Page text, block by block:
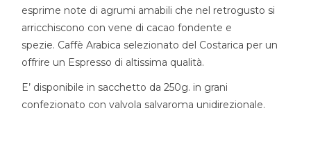
esprime note di agrumi amabili che nel retrogusto si
arricchiscono con vene di cacao fondente e
spezie. Caffè Arabica selezionato del Costarica per un
offrire un Espresso di altissima qualità.
E’ disponibile in sacchetto da 250g. in grani
confezionato con valvola salvaroma unidirezionale.